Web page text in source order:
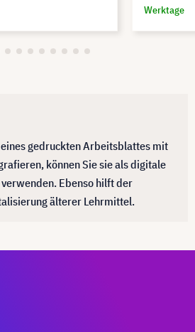
Werktage
eines gedruckten Arbeitsblattes mit
können Sie sie als digitale
Ebenso hilft der
älterer Lehrmittel.